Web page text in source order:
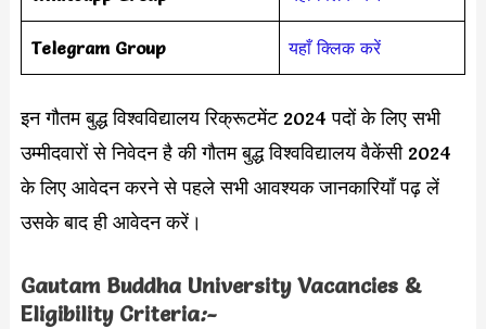
Telegram Group यहाँ क्लिक करें
इन गौतम बुद्ध विश्वविद्यालय रिक्रूटमेंट 2024 पदों के लिए सभी
उम्मीदवारों से निवेदन है की गौतम बुद्ध विश्वविद्यालय वैकेंसी 2024
के लिए आवेदन करने से पहले सभी आवश्यक जानकारियाँ पढ़ लें
उसके बाद ही आवेदन करें।
Gautam Buddha University Vacancies &
Eligibility Criteria:-